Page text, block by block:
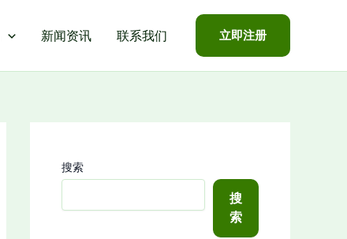
新闻资讯 联系我们 立即注册
搜索
搜
索